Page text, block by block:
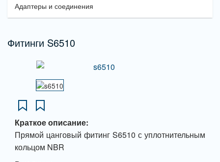
Адаптеры и соединения
Фитинги S6510
Краткое описание:
Прямой цанговый фитинг S6510 с уплотнительным
кольцом NBR